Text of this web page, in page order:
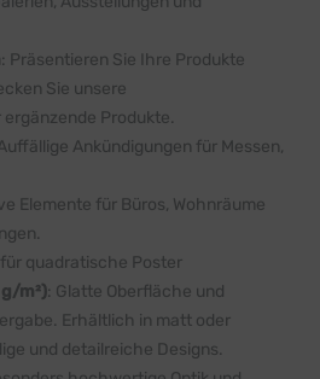
: Präsentieren Sie Ihre Produkte
Sie unsere
Produkte.
Ankündigungen für Messen,
Elemente für Büros, Wohnräume
quadratische Poster
m²): Glatte Oberfläche und
Erhältlich in matt oder
und detailreiche Designs.